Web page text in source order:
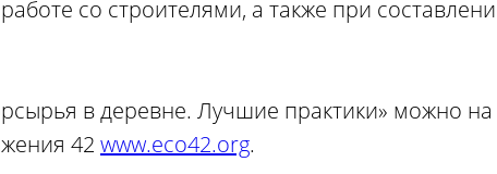
со строителями, а также при
в деревне. Лучшие практики» можно
42 www.eco42.org.